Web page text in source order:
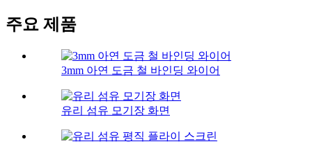
주요 제품
3mm 아연 도금 철 바인딩 와이어
유리 섬유 모기장 화면